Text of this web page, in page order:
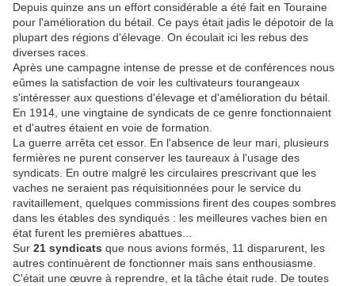
Depuis quinze ans un effort considérable a été fait en Touraine
pour l'amélioration du bétail. Ce pays était jadis le dépotoir de la
plupart des régions d'élevage. On écoulait ici les rebus des
diverses races.
Après une campagne intense de presse et de conférences nous
eûmes la satisfaction de voir les cultivateurs tourangeaux
s'intéresser aux questions d'élevage et d'amélioration du bétail.
En 1914, une vingtaine de syndicats de ce genre fonctionnaient
et d'autres étaient en voie de formation.
La guerre arrêta cet essor. En l'absence de leur mari, plusieurs
fermières ne purent conserver les taureaux à l'usage des
syndicats. En outre malgré les circulaires prescrivant que les
vaches ne seraient pas réquisitionnées pour le service du
ravitaillement, quelques commissions firent des coupes sombres
dans les étables des syndiqués : les meilleures vaches bien en
état furent les premières abattues...
Sur 21 syndicats que nous avions formés, 11 disparurent, les
autres continuèrent de fonctionner mais sans enthousiasme.
C'était une œuvre à reprendre, et la tâche était rude. De toutes